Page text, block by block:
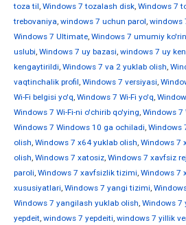
toza til, Windows 7 tozalash disk, Windows 7
trebovaniya, windows 7 uchun parol, windows
Windows 7 Ultimate, Windows 7 umumiy
uslubi, Windows 7 uy bazasi, windows 7 uy
kengaytirildi, Windows 7 va 2 yuklab olish,
vaqtinchalik profil, Windows 7 versiyasi,
Wi-Fi belgisi yo'q, Windows 7 Wi-Fi yo'q,
Windows 7 Wi-Fi-ni o'chirib qo'ying, Windows 7
Windows 7 Windows 10 ga ochiladi, Windows
olish, Windows 7 x64 yuklab olish, Windows 7
olish, Windows 7 xatosiz, Windows 7 xavfsiz
paroli, Windows 7 xavfsizlik tizimi, Windows 7
xususiyatlari, Windows 7 yangi tizimi,
Windows 7 yangilash yuklab olish, Windows 7
yepdeit, windows 7 yepdeiti, windows 7 yillik